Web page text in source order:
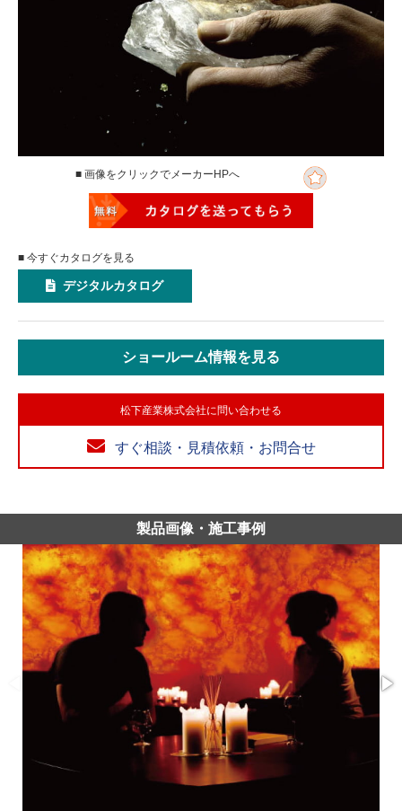
■ 画像をクリックでメーカーHPへ
■ 今すぐカタログを見る
デジタルカタログ
ショールーム情報を見る
松下産業株式会社に問い合わせる
すぐ相談・見積依頼・お問合せ
製品画像・施工事例